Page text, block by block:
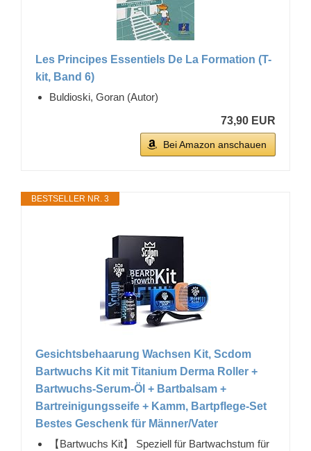
Les Principes Essentiels De La Formation (T-
kit, Band 6)
Buldioski, Goran (Autor)
73,90 EUR
Bei Amazon anschauen
BESTSELLER NR. 3
Gesichtsbehaarung Wachsen Kit, Scdom
Bartwuchs Kit mit Titanium Derma Roller +
Bartwuchs-Serum-Öl + Bartbalsam +
Bartreinigungsseife + Kamm, Bartpflege-Set
Bestes Geschenk für Männer/Vater
【Bartwuchs Kit】 Speziell für Bartwachstum für